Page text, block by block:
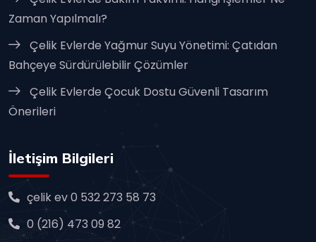
Zaman Yapılmalı?
Çelik Evlerde Yağmur Suyu Yönetimi: Çatıdan
Bahçeye Sürdürülebilir Çözümler
Çelik Evlerde Çocuk Dostu Güvenli Tasarım
Önerileri
İletişim Bilgileri
çelik ev 0 532 273 58 73
0 (216) 473 09 82